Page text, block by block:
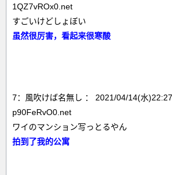
1QZ7vROx0.net
すごいけどしょぼい
虽然很厉害，看起来很寒酸
7：風吹けば名無し ： 2021/04/14(水
p90FeRvO0.net
ワイのマンション写っとるやん
拍到了我的公寓